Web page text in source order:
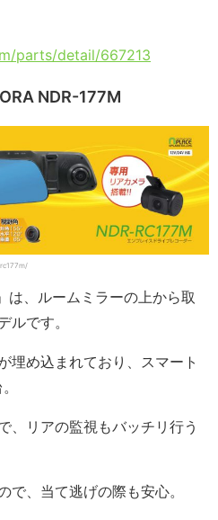
parts/detail/667213
NDR-177M
は、ルームミラーの上から取
ルです。
埋め込まれており、スマート
、リアの監視もバッチリ行う
で、当て逃げの際も安心。